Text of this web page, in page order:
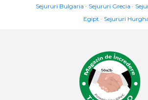
Sejururi Bulgaria Sejururi Grecia
Egipt
Sejururi